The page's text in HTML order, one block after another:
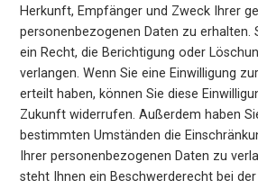
Herkunft, Empfänger und Zweck Ihrer
personenbezogenen Daten zu erhalten.
ein Recht, die Berichtigung oder
verlangen. Wenn Sie eine Einwilligung
erteilt haben, können Sie diese
Zukunft widerrufen. Außerdem haben
bestimmten Umständen die
Ihrer personenbezogenen Daten zu
steht Ihnen ein Beschwerderecht bei